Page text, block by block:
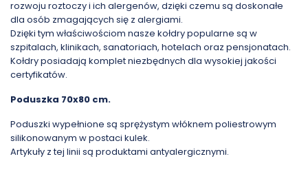
rozwoju roztoczy i ich alergenów, dzięki czemu są doskonałe
dla osób zmagających się z alergiami.
Dzięki tym właściwościom nasze kołdry popularne są w
szpitalach, klinikach, sanatoriach, hotelach oraz pensjonatach.
Kołdry posiadają komplet niezbędnych dla wysokiej jakości
certyfikatów.
Poduszka 70x80 cm.
Poduszki wypełnione są sprężystym włóknem poliestrowym
silikonowanym w postaci kulek.
Artykuły z tej linii są produktami antyalergicznymi.